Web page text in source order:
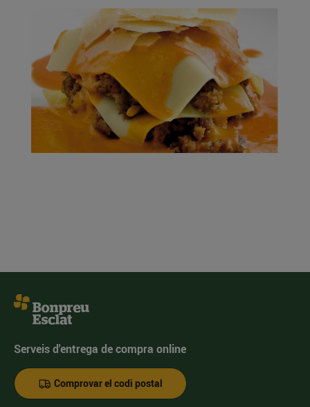
Serveis d'entrega de compra online
Comprovar el codi postal